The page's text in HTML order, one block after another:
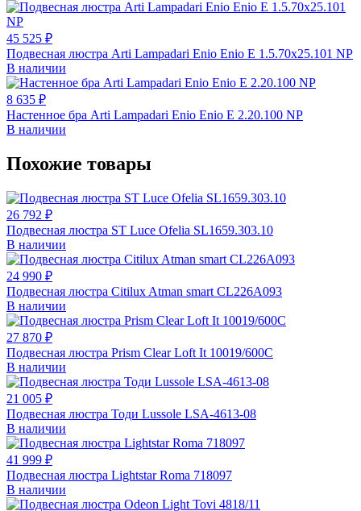
45 525 ₽
Подвесная люстра Arti Lampadari Enio Enio E 1.5.70x25.101 NP
В наличии
8 635 ₽
Настенное бра Arti Lampadari Enio Enio E 2.20.100 NP
В наличии
Похожие товары
26 792 ₽
Подвесная люстра ST Luce Ofelia SL1659.303.10
В наличии
24 990 ₽
Подвесная люстра Citilux Atman smart CL226A093
В наличии
27 870 ₽
Подвесная люстра Prism Clear Loft It 10019/600C
В наличии
21 005 ₽
Подвесная люстра Тоди Lussole LSA-4613-08
В наличии
41 999 ₽
Подвесная люстра Lightstar Roma 718097
В наличии